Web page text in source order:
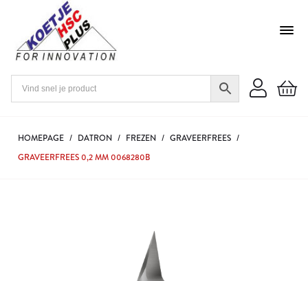
HOMEPAGE / DATRON / FREZEN / GRAVEERFREES /
GRAVEERFREES 0,2 MM 0068280B